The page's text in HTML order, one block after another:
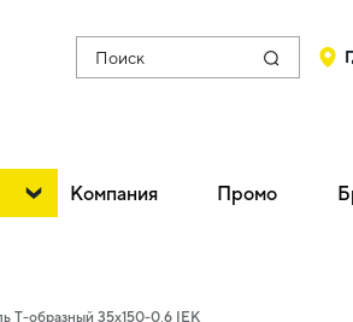
Поиск
Компания Промо
Т-образный 35х150-0,6 IEK